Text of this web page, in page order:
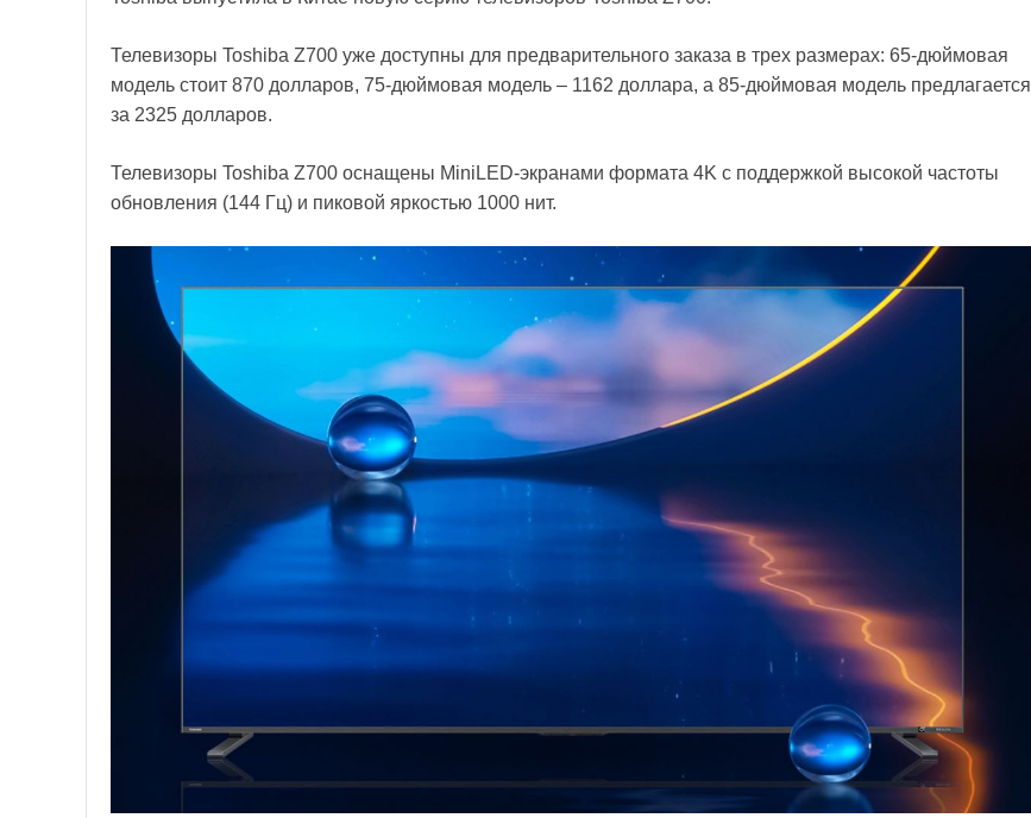
Телевизоры Toshiba Z700 уже доступны для предварительного заказа в трех размерах: 65-дюймовая
модель стоит 870 долларов, 75-дюймовая модель – 1162 доллара, а 85-дюймовая модель предлагается
за 2325 долларов.
Телевизоры Toshiba Z700 оснащены MiniLED-экранами формата 4K с поддержкой высокой частоты
обновления (144 Гц) и пиковой яркостью 1000 нит.